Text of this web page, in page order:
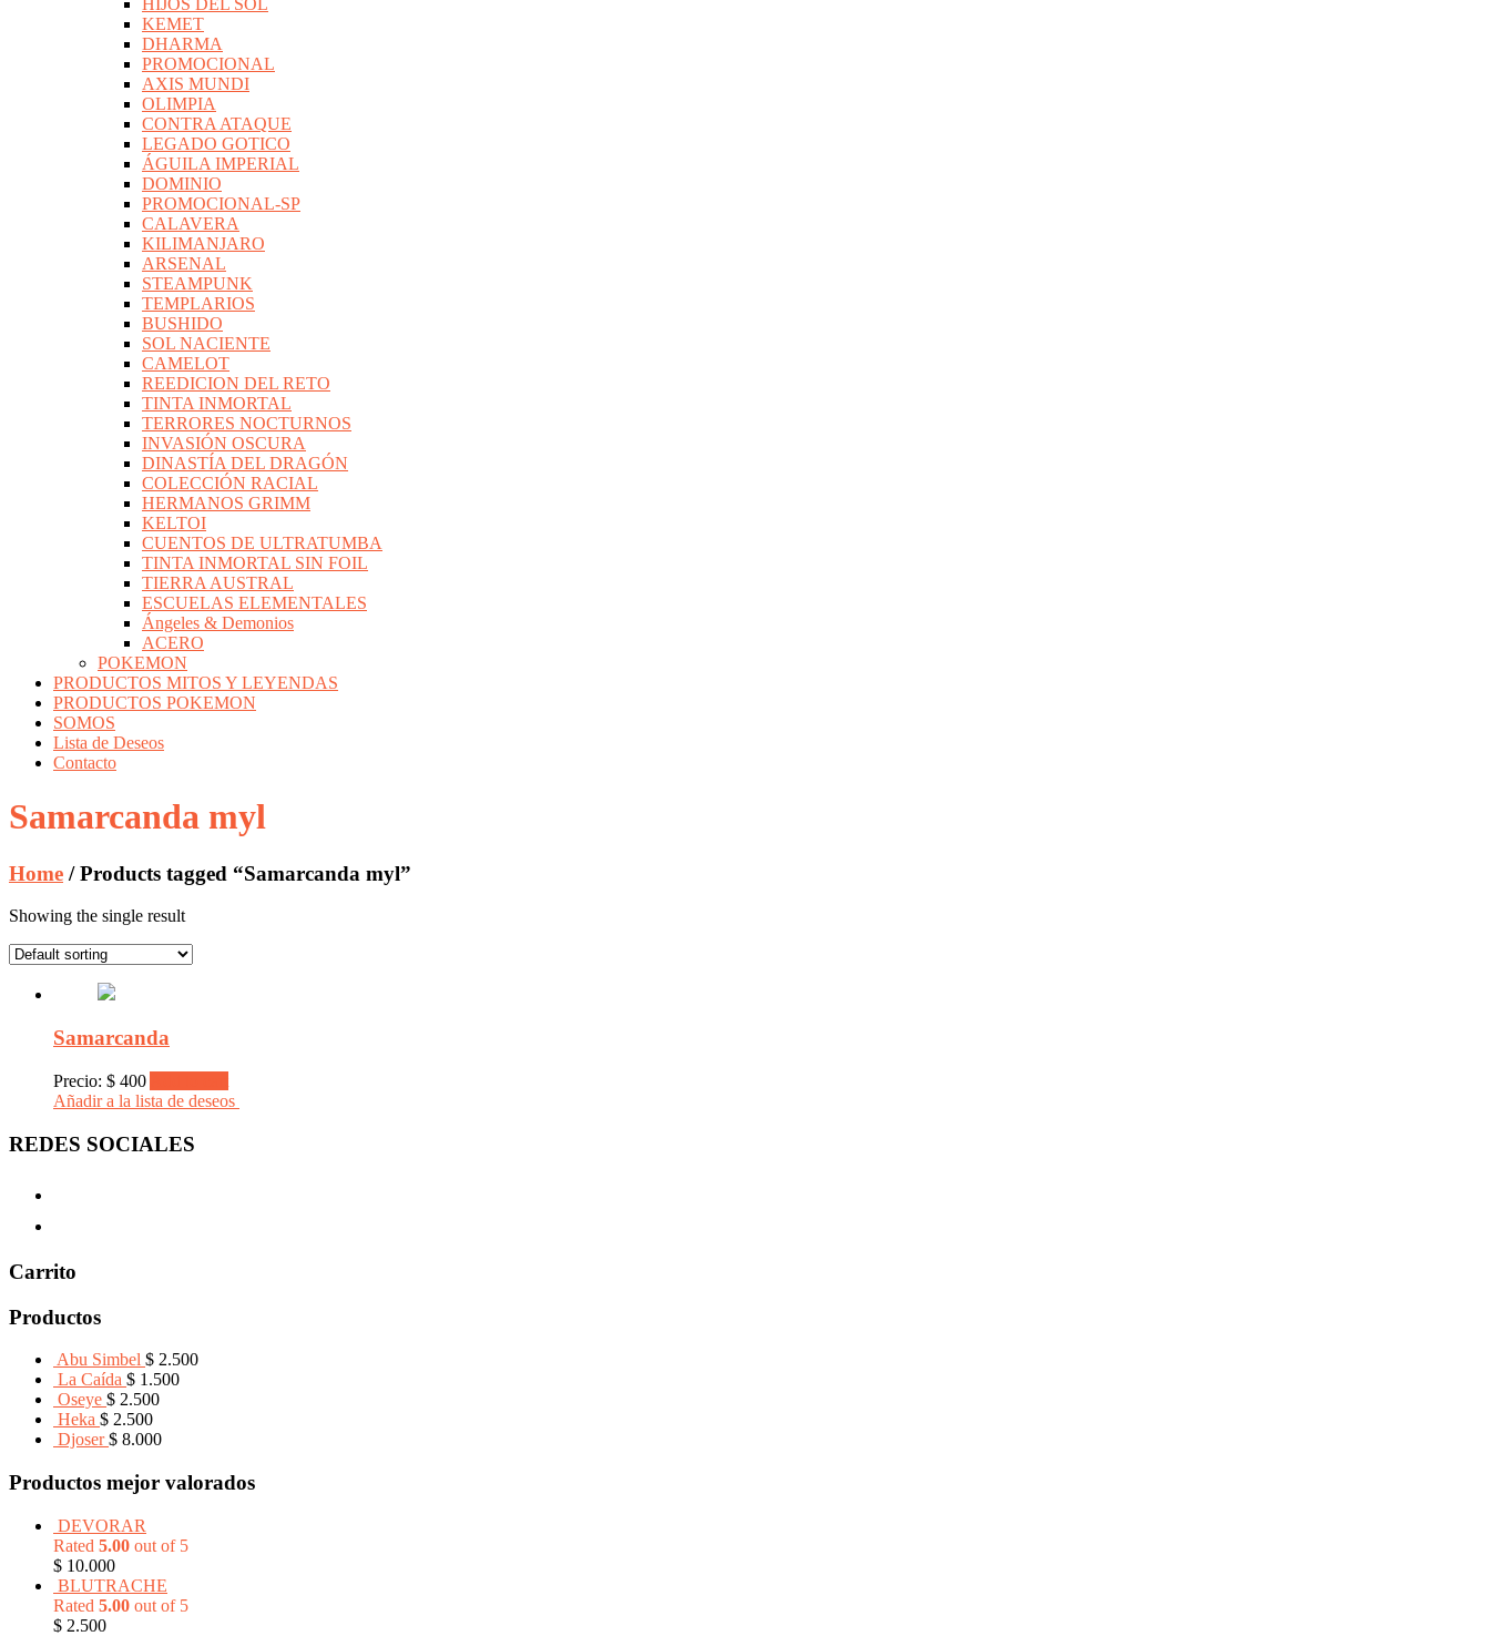
KEMET
DHARMA
PROMOCIONAL
AXIS MUNDI
OLIMPIA
CONTRA ATAQUE
LEGADO GOTICO
ÁGUILA IMPERIAL
DOMINIO
PROMOCIONAL-SP
CALAVERA
KILIMANJARO
ARSENAL
STEAMPUNK
TEMPLARIOS
BUSHIDO
SOL NACIENTE
CAMELOT
REEDICION DEL RETO
TINTA INMORTAL
TERRORES NOCTURNOS
INVASIÓN OSCURA
DINASTÍA DEL DRAGÓN
COLECCIÓN RACIAL
HERMANOS GRIMM
KELTOI
CUENTOS DE ULTRATUMBA
TINTA INMORTAL SIN FOIL
TIERRA AUSTRAL
ESCUELAS ELEMENTALES
Ángeles & Demonios
ACERO
POKEMON
PRODUCTOS MITOS Y LEYENDAS
PRODUCTOS POKEMON
SOMOS
Lista de Deseos
Contacto
Samarcanda myl
Home / Products tagged “Samarcanda myl”
Showing the single result
Samarcanda
Precio: $ 400
Añadir a la lista de deseos
REDES SOCIALES
Carrito
Productos
Abu Simbel $ 2.500
La Caída $ 1.500
Oseye $ 2.500
Heka $ 2.500
Djoser $ 8.000
Productos mejor valorados
DEVORAR
Rated 5.00 out of 5
$ 10.000
BLUTRACHE
Rated 5.00 out of 5
$ 2.500